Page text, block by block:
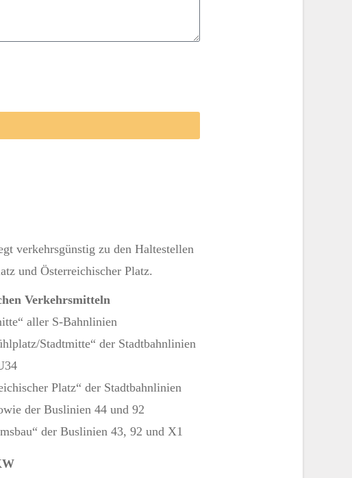
verkehrsgünstig zu den Haltestellen
und Österreichischer Platz.
Verkehrsmitteln
aller S-Bahnlinien
Stadtmitte“ der Stadtbahnlinien
Platz“ der Stadtbahnlinien
der Buslinien 44 und 92
der Buslinien 43, 92 und X1